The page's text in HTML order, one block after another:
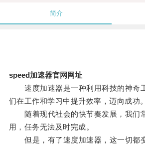
简介
speed加速器官网网址
速度加速器是一种利用科技的神奇
们在工作和学习中提升效率，迈向成功。
随着现代社会的快节奏发展，我们
用，任务无法及时完成。
但是，有了速度加速器，这一切都变